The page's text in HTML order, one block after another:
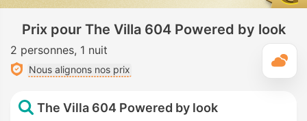
Prix pour The Villa 604 Powered by look
2 personnes 1 nuit
Nous alignons nos prix
The Villa 604 Powered by look